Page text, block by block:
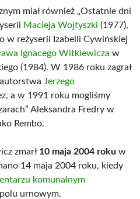
miał również „Ostatnie dni
Macieja Wojtyszki (1977),
w reżyserii Izabelli Cywińskiej
Ignacego Witkiewicza w
(1984). W 1986 roku zagrał
Jerzego
a w 1991 roku mogliśmy
Aleksandra Fredry w
Rembo.
zmarł 10 maja 2004 roku w
14 maja 2004 roku, kiedy
komunalnym
urnowym.